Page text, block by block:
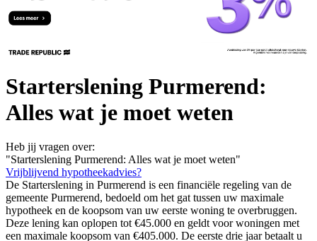
Starterslening Purmerend:
Alles wat je moet weten
Heb jij vragen over:
"Starterslening Purmerend: Alles wat je moet weten"
Vrijblijvend hypotheekadvies?
De Starterslening in Purmerend is een financiële regeling van de
gemeente Purmerend, bedoeld om het gat tussen uw maximale
hypotheek en de koopsom van uw eerste woning te overbruggen.
Deze lening kan oplopen tot €45.000 en geldt voor woningen met
een maximale koopsom van €405.000. De eerste drie jaar betaalt u